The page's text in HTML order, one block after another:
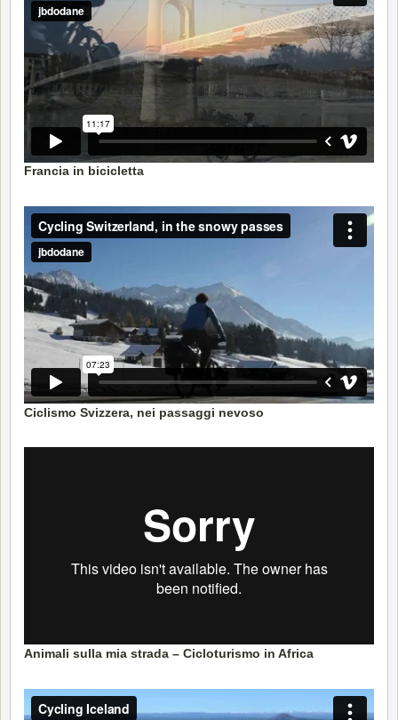
Francia in bicicletta
Ciclismo Svizzera, nei passaggi nevoso
Animali sulla mia strada – Cicloturismo in Africa